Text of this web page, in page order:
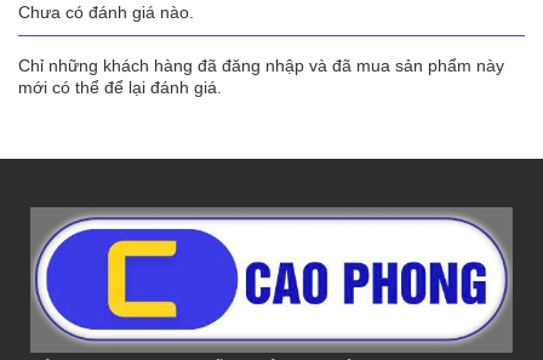
Chưa có đánh giá nào.
Chỉ những khách hàng đã đăng nhập và đã mua sản phẩm này
mới có thể để lại đánh giá.